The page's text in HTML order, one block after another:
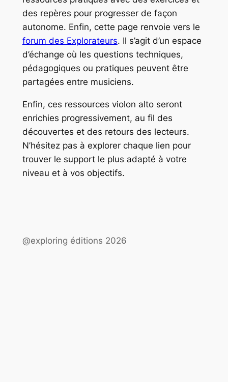
des repères pour progresser de façon
autonome. Enfin, cette page renvoie vers le
forum des Explorateurs. Il s’agit d’un espace
d’échange où les questions techniques,
pédagogiques ou pratiques peuvent être
partagées entre musiciens.
Enfin, ces ressources violon alto seront
enrichies progressivement, au fil des
découvertes et des retours des lecteurs.
N’hésitez pas à explorer chaque lien pour
trouver le support le plus adapté à votre
niveau et à vos objectifs.
@exploring éditions 2026